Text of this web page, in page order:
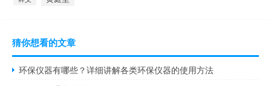
猜你想看的文章
环保仪器有哪些？详细讲解各类环保仪器的使用方法